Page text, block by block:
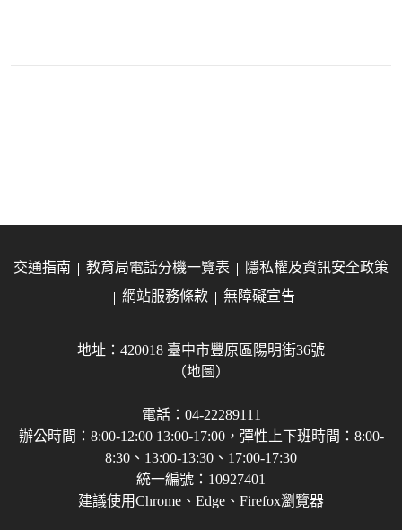
交通指南 教育局電話分機一覽表
隱私權及資訊安全政策
網站服務條款
無障礙宣告
地址：420018 臺中市豐原區陽明街36號
（地圖）
電話：04-22289111
辦公時間：8:00-12:00 13:00-17:00，彈性上下班時間：8:00-
8:30、13:00-13:30、17:00-17:30
統一編號：10927401
建議使用Chrome、Edge、Firefox瀏覽器